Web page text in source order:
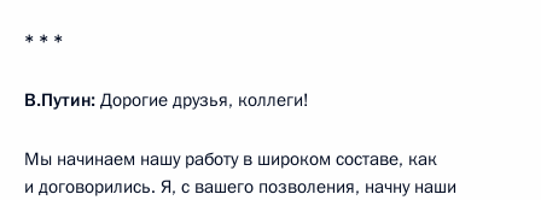
* * *
В.Путин: Дорогие друзья, коллеги!
Мы начинаем нашу работу в широком составе, как
и договорились. Я, с вашего позволения, начну наши